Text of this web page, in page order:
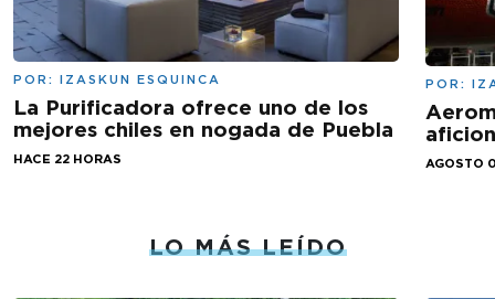
POR: IZASKUN ESQUINCA
La Purificadora ofrece uno de los
mejores chiles en nogada de Puebla
HACE 22 HORAS
POR:
AGOSTO
LO MÁS LEÍDO